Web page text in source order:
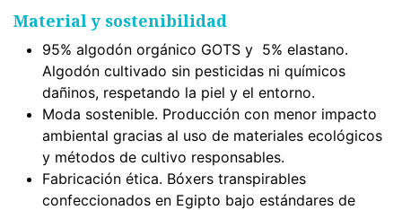
Material y sostenibilidad
95% algodón orgánico GOTS y 5% elastano.
Algodón cultivado sin pesticidas ni químicos
dañinos, respetando la piel y el entorno.
Moda sostenible. Producción con menor impacto
ambiental gracias al uso de materiales ecológicos
y métodos de cultivo responsables.
Fabricación ética. Bóxers transpirables
confeccionados en Egipto bajo estándares de